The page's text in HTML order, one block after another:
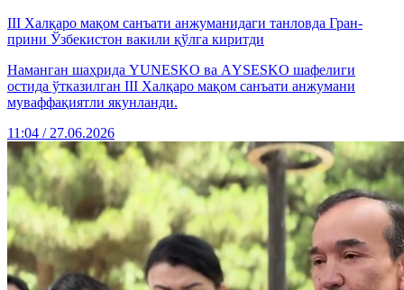
III Халқаро мақом санъати анжуманидаги танловда Гран-
прини Ўзбекистон вакили қўлга киритди
Наманган шаҳрида YUNESKO ва АYSESKO шафелиги
остида ўтказилган III Халқаро мақом санъати анжумани
муваффақиятли якунланди.
11:04 / 27.06.2026